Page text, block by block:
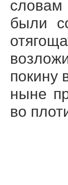
словам
были
покину
ныне
во